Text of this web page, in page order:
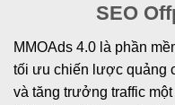
SEO
MMOAds 4.0 là phần
tối ưu chiến lược quảng
và tăng trưởng traffic